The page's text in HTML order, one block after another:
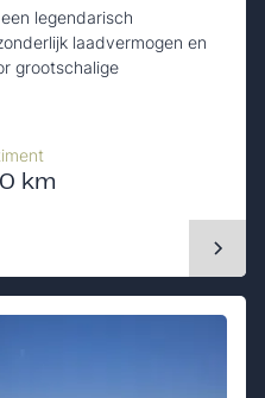
legendarisch
laadvermogen en
grootschalige
km